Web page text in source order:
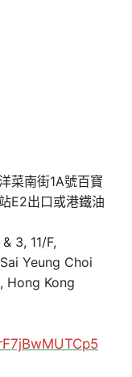
菜南街1A號百寶
E2出口或港鐵油
3, 11/F,
Yeung Choi
Hong Kong